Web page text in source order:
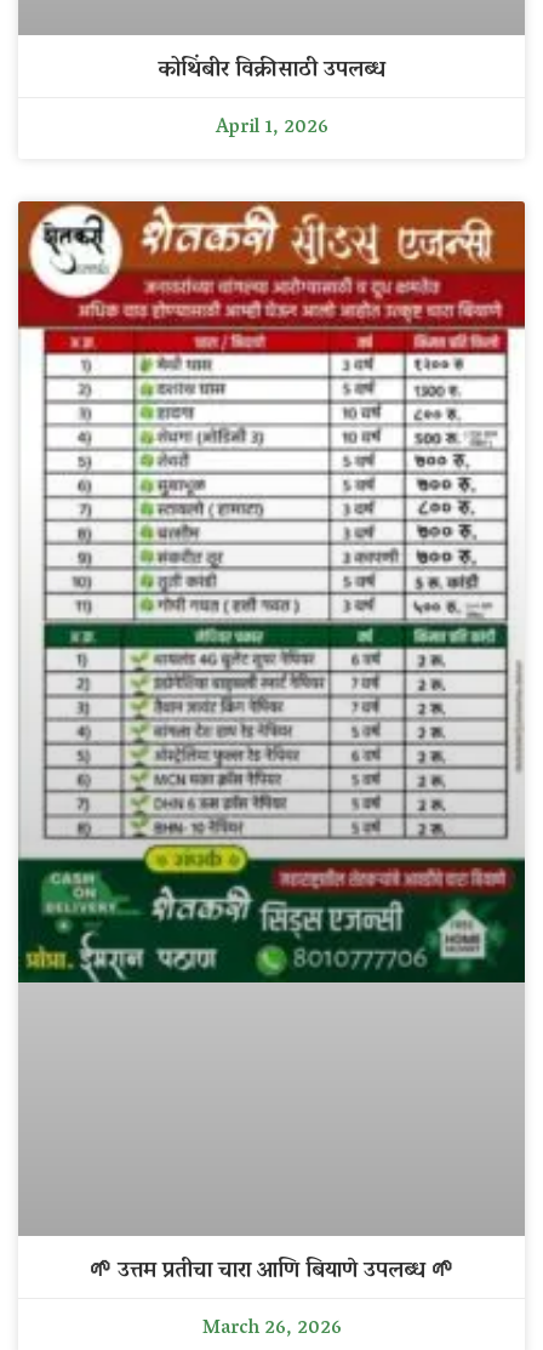
कोथिंबीर विक्रीसाठी उपलब्ध
April 1, 2026
🌱 उत्तम प्रतीचा चारा आणि बियाणे उपलब्ध 🌱
March 26, 2026